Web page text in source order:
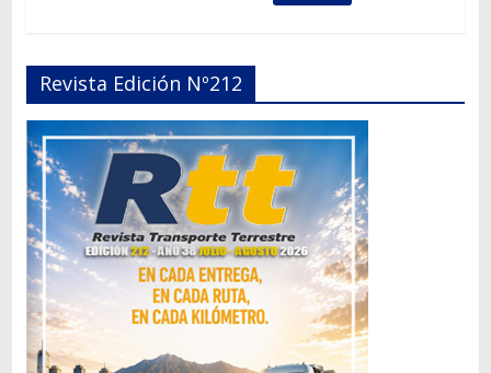
Revista Edición Nº212